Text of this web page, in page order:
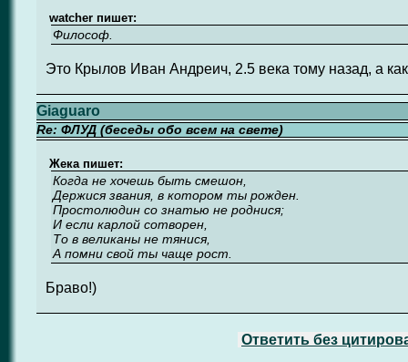
watcher пишет:
Философ.
Это Крылов Иван Андреич, 2.5 века тому назад, а как
Giaguaro
Re: ФЛУД (беседы обо всем на свете)
Жека пишет:
Когда не хочешь быть смешон,
Держися звания, в котором ты рожден.
Простолюдин со знатью не роднися;
И если карлой сотворен,
То в великаны не тянися,
А помни свой ты чаще рост.
Браво!)
Ответить без